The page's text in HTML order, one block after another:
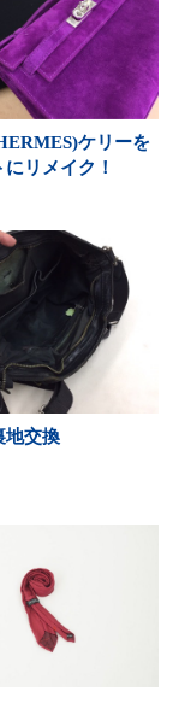
ケリーを
リメイク！
地交換